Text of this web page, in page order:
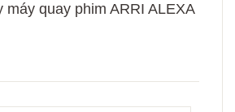
máy quay phim ARRI ALEXA